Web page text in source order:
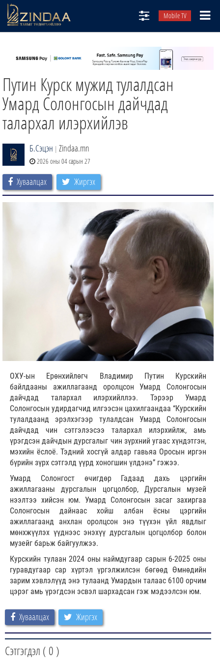
Mobile TV
ТВ8
ӨГЛӨӨНИЙ СОНИН
АУДИО ЗОХИОЛ
ЗИНДАА СЭТГҮҮЛ
Путин Курск мужид тулалдсан
Умард Солонгосын дайчдад
талархал илэрхийлэв
Б.Сэцэн | Zindaa.mn
2026 оны 04 сарын 27
Хуваалцах Жиргэх
ОХУ-ын Ерөнхийлөгч Владимир Путин Курскийн
байлдааны ажиллагаанд оролцсон Умард Солонгосын
дайчдад талархал илэрхийллээ. Тэрээр Умард
Солонгосын удирдагчид илгээсэн цахилгаандаа “Курскийн
тулалдаанд эрэлхэгээр тулалдсан Умард Солонгосын
дайчдад чин сэтгэлээсээ талархал илэрхийлж, амь
үрэгдсэн дайчдын дурсгалыг чин зүрхний угаас хүндэтгэн,
мэхийн ёслоё. Тэдний хосгүй алдар гавьяа Оросын иргэн
бүрийн зүрх сэтгэлд үүрд хоногшин үлдэнэ” гэжээ.
Умард Солонгост өчигдөр Гадаад дахь цэргийн
ажиллагааны дурсгалын цогцолбор, Дурсгалын музей
нээлтээ хийсэн юм. Умард Солонгосын засаг захиргаа
Солонгосын дайнаас хойш албан ёсны цэргийн
ажиллагаанд анхлан оролцсон энэ түүхэн үйл явдлыг
мөнхжүүлэх үүднээс энэхүү дурсгалын цогцолбор болон
музейг барьж байгуулжээ.
Курскийн тулаан 2024 оны наймдугаар сарын 6-2025 оны
гуравдугаар сар хүртэл үргэлжилсэн бөгөөд Өмнөдийн
зарим хэвлэлүүд энэ тулаанд Умардын талаас 6100 орчим
цэрэг амь үрэгдсэн эсвэл шархадсан гэж мэдээлсэн юм.
Хуваалцах Жиргэх
Сэтгэгдэл ( 0 )